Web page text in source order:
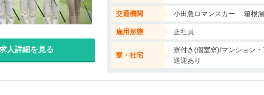
人詳細を見る
交通機関
雇用形態 正社員
寮・社宅
寮付き(個室寮)/マンション
送迎あり